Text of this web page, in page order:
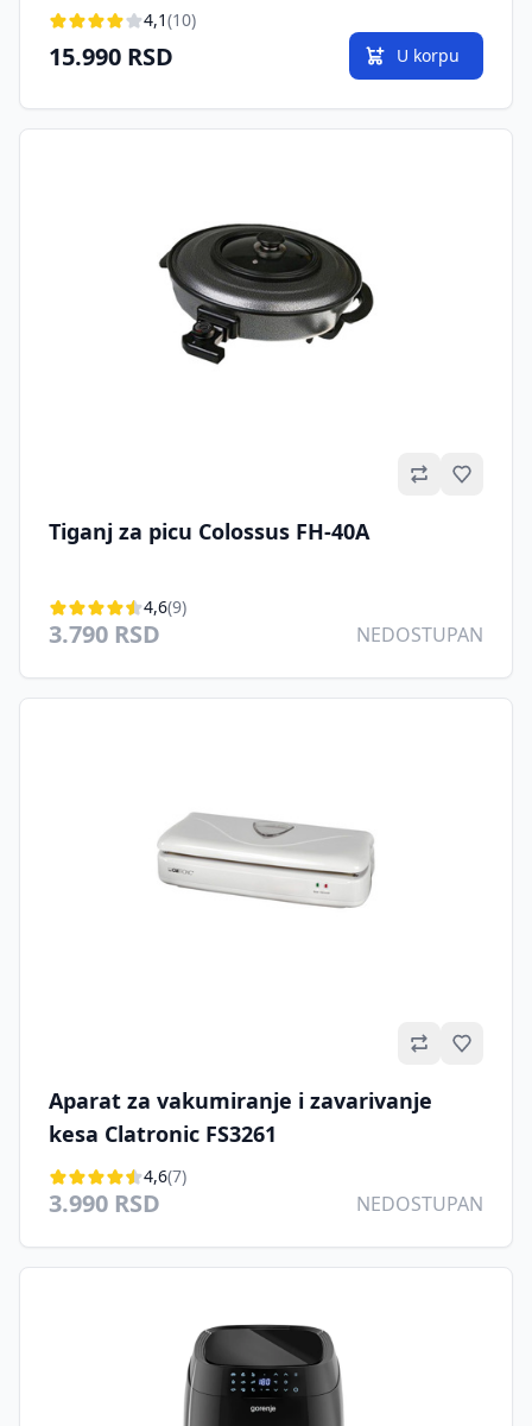
4,1(10)
15.990 RSD U korpu
Tiganj za picu Colossus FH-40A
4,6(9)
3.790 RSD NEDOSTUPAN
Aparat za vakumiranje i zavarivanje
kesa Clatronic FS3261
4,6(7)
3.990 RSD NEDOSTUPAN